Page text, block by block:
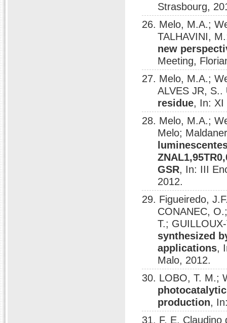
Strasbourg,
26. Melo, M.A.;
TALHAVINI,
new
Meeting,
27. Melo, M.A.;
ALVES JR, S..
residue, In: XI
28. Melo, M.A.;
Melo;
GSR, In: III
2012.
29. Figueiredo,
CONANEC,
T.;
synthesized
applications,
Malo, 2012.
30. LOBO, T. M.;
production,
31. F. E. Claudino